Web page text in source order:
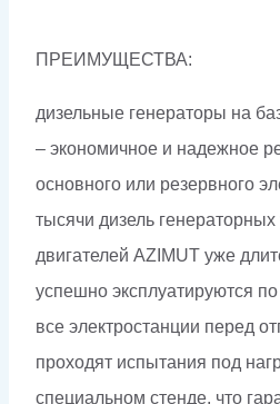
ПРЕИМУЩЕСТВА:
дизельные генераторы на
– экономичное и надежное
основного или резервного
тысячи дизель генераторных
двигателей AZIMUT уже
успешно эксплуатируются
все электростанции перед
проходят испытания под
специальном стенде, что